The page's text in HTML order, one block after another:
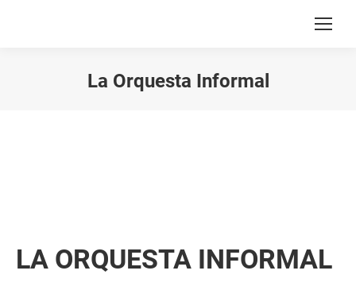
La Orquesta Informal
LA ORQUESTA INFORMAL